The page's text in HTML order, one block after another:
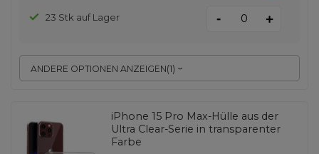
ANDERE OPTIONEN ANZEIGEN(1)
23 Stk auf Lager - +
iPhone 15 Pro Max-Hülle aus der
Ultra Clear-Serie in transparenter
Farbe